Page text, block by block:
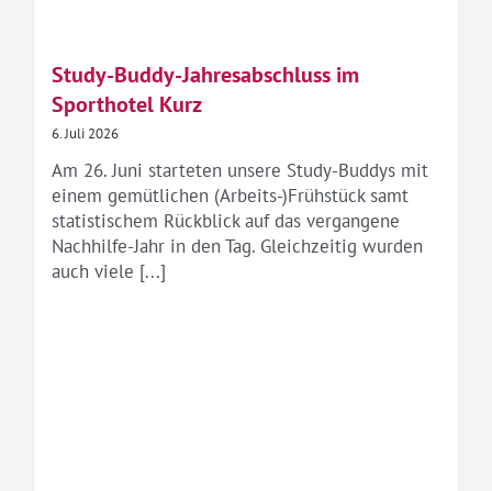
Study-Buddy-Jahresabschluss im
Sporthotel Kurz
6. Juli 2026
Am 26. Juni starteten unsere Study-Buddys mit
einem gemütlichen (Arbeits-)Frühstück samt
statistischem Rückblick auf das vergangene
Nachhilfe-Jahr in den Tag. Gleichzeitig wurden
auch viele [...]